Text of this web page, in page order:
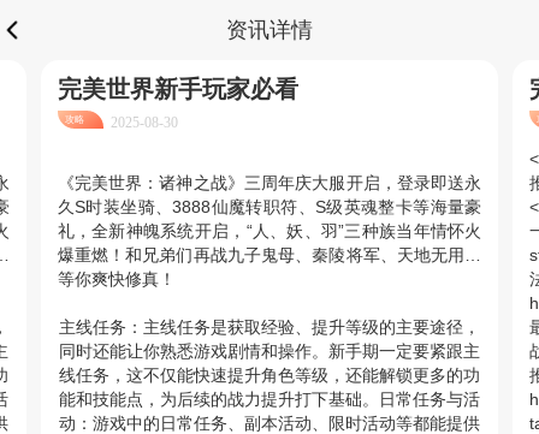
资讯详情
完美世界新手玩家必看
攻略 2025-08-30
《完美世界：诸神之战》三周年庆大服开启，登录即送永
久S时装坐骑、3888仙魔转职符、S级英魂整卡等海量豪
礼，全新神魄系统开启，“人、妖、羽”三种族当年情怀火
爆重燃！和兄弟们再战九子鬼母、秦陵将军、天地无用…
等你爽快修真！
主线任务：主线任务是获取经验、提升等级的主要途径，
同时还能让你熟悉游戏剧情和操作。新手期一定要紧跟主
线任务，这不仅能快速提升角色等级，还能解锁更多的功
能和技能点，为后续的战力提升打下基础。日常任务与活
动：游戏中的日常任务、副本活动、限时活动等都能提供